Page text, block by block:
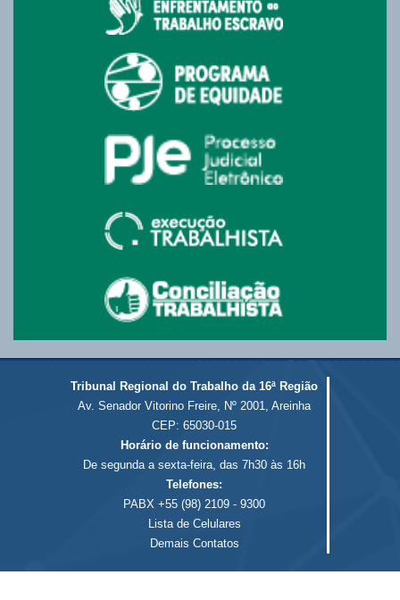
Tribunal Regional do Trabalho da 16ª Região
Av. Senador Vitorino Freire, Nº 2001, Areinha
CEP: 65030-015
Horário de funcionamento:
De segunda a sexta-feira, das 7h30 às 16h
Telefones:
PABX +55 (98) 2109 - 9300
Lista de Celulares
Demais Contatos